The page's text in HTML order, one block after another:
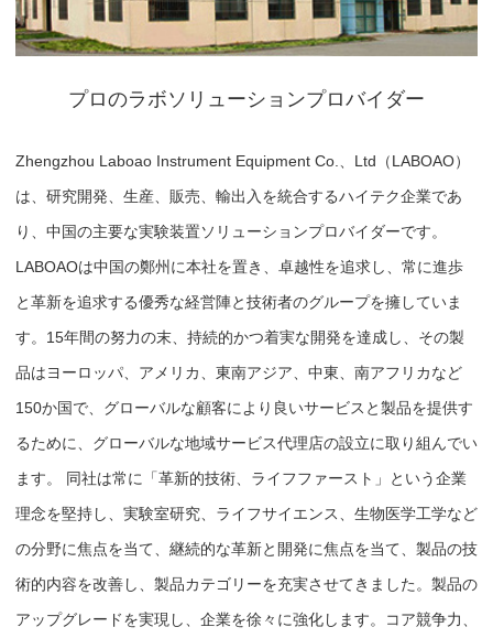
プロのラボソリューションプロバイダー
Zhengzhou Laboao Instrument Equipment Co.、Ltd（LABOAO）
は、研究開発、生産、販売、輸出入を統合するハイテク企業であ
り、中国の主要な実験装置ソリューションプロバイダーです。
LABOAOは中国の鄭州に本社を置き、卓越性を追求し、常に進歩
と革新を追求する優秀な経営陣と技術者のグループを擁していま
す。15年間の努力の末、持続的かつ着実な開発を達成し、その製
品はヨーロッパ、アメリカ、東南アジア、中東、南アフリカなど
150か国で、グローバルな顧客により良いサービスと製品を提供す
るために、グローバルな地域サービス代理店の設立に取り組んでい
ます。 同社は常に「革新的技術、ライフファースト」という企業
理念を堅持し、実験室研究、ライフサイエンス、生物医学工学など
の分野に焦点を当て、継続的な革新と開発に焦点を当て、製品の技
術的内容を改善し、製品カテゴリーを充実させてきました。製品の
アップグレードを実現し、企業を徐々に強化します。コア競争力、